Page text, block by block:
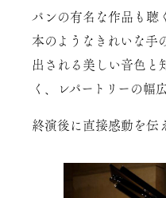
パンの有名な作品も聴
本のようなきれいな手
出される美しい音色と
く、レパートリーの幅
終演後に直接感動を伝